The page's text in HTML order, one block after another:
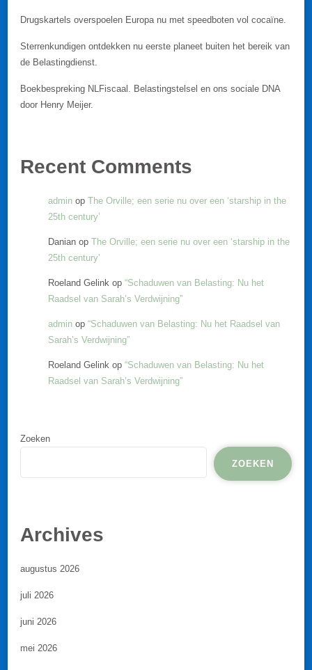
Drugskartels overspoelen Europa nu met speedboten vol cocaïne.
Sterrenkundigen ontdekken nu eerste planeet buiten het bereik van
de Belastingdienst.
Boekbespreking NLFiscaal. Belastingstelsel en ons sociale DNA
door Henry Meijer.
Recent Comments
admin op The Orville; een serie nu over een ‘starship in the
25th century’
Danian op The Orville; een serie nu over een ‘starship in the
25th century’
Roeland Gelink op “Schaduwen van Belasting: Nu het
Raadsel van Sarah’s Verdwijning”
admin op “Schaduwen van Belasting: Nu het Raadsel van
Sarah’s Verdwijning”
Roeland Gelink op “Schaduwen van Belasting: Nu het
Raadsel van Sarah’s Verdwijning”
Zoeken
ZOEKEN
Archives
augustus 2026
juli 2026
juni 2026
mei 2026